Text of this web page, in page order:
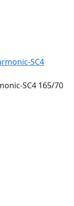
SC4 165/70